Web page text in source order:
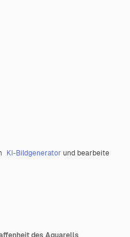
KI-Bildgenerator und bearbeite